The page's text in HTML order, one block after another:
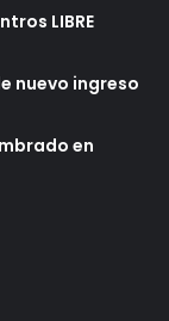
LIBRE
nuevo ingreso
en